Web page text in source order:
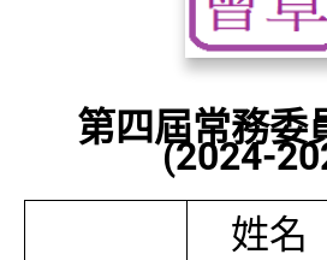
第四屆常務委
(2024-
姓名